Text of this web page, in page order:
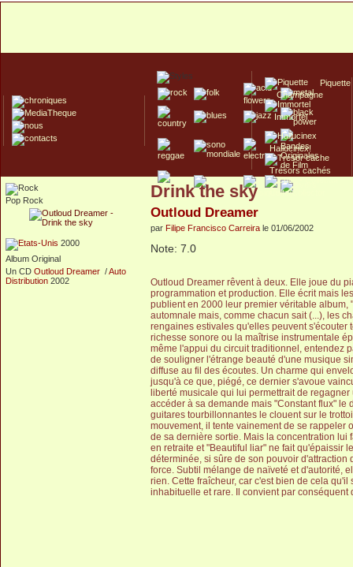
Piquette
Champagne
Immortel
Hallucinex!
Trésors cachés
Culte/Collector
Pop Rock
2000
Album Original
Un CD Outloud Dreamer /Auto
Distribution 2002
Drink the sky
Outloud Dreamer
par Filipe Francisco Carreira le 01/06/2002
Note: 7.0
Outloud Dreamer rêvent à deux. Elle joue du
programmation et production. Elle écrit mais
publient en 2000 leur premier véritable
automnale mais, comme chacun sait (...), les
rengaines estivales qu'elles peuvent s'écouter
richesse sonore ou la maîtrise instrumentale
même l'appui du circuit traditionnel, entendez
de souligner l'étrange beauté d'une musique
diffuse au fil des écoutes. Un charme qui
jusqu'à ce que, piégé, ce dernier s'avoue
liberté musicale qui lui permettrait de
accéder à sa demande mais "Constant flux"
guitares tourbillonnantes le clouent sur le
mouvement, il tente vainement de se rappeler
de sa dernière sortie. Mais la concentration lui
en retraite et "Beautiful liar" ne fait qu'épaissir
déterminée, si sûre de son pouvoir
force. Subtil mélange de naïveté et d'autorité,
rien. Cette fraîcheur, car c'est bien de cela
inhabituelle et rare. Il convient par